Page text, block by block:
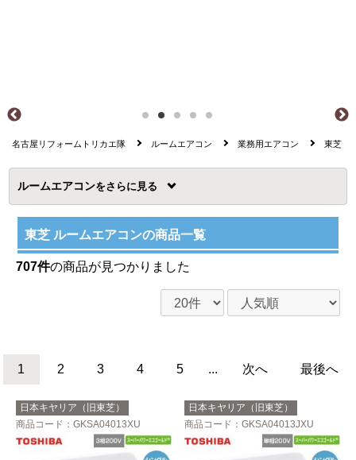
名古屋リフォームトリカエ隊 ルームエアコン 業務用エアコン 東芝
ルームエアコンを
東芝 ルームエアコンの商品一覧
707件の商品が見つかりました
1 2 3 4 5 ... 次へ 最後へ
日本キヤリア（旧東芝）
商品コード ：GKSA04013XU
日本キヤリア（旧東芝）
商品コード ：GKSA04013JXU